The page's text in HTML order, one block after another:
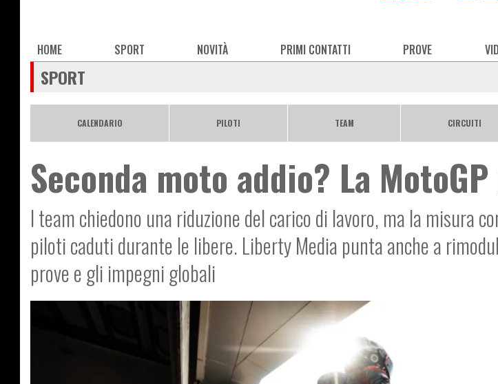
Main
navigation
HOME SPORT NOVITÀ PRIMI CONTATTI PROVE
SPORT
CALENDARIO PILOTI TEAM CIRCUITI
Seconda moto addio? La
I team chiedono una riduzione del carico di lavoro, ma la misura
piloti caduti durante le libere. Liberty Media punta anche a
prove e gli impegni globali